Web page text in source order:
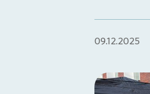
09.12.2025